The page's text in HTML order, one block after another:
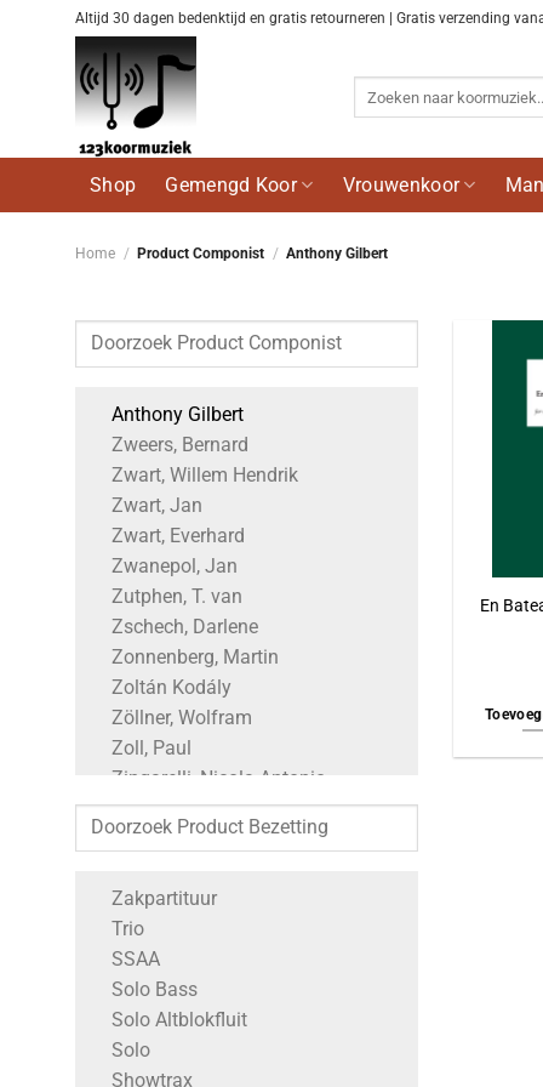
Altijd 30 dagen bedenktijd en gratis retourneren | Gratis verzending
Shop Gemengd Koor Vrouwenkoor
Home / Product Componist / Anthony Gilbert
Anthony Gilbert
Zweers, Bernard
Zwart, Willem Hendrik
Zwart, Jan
Zwart, Everhard
Zwanepol, Jan
Zutphen, T. van
Zschech, Darlene
Zonnenberg, Martin
Zoltán Kodály
Zöllner, Wolfram
Zoll, Paul
Zingarelli, Nicola Antonio
Zimmermann, Bernd Alois
Zimmer, Hans
Zhang, Ying
Zemlinsky, Alexander
Zeller, Carl
Zelenka, Jan Dismas
Zegree, Steve
Zedd, Maren Morris & Grey
Zechner, Johann Georg
Zakpartituur
Trio
SSAA
Solo Bass
Solo Altblokfluit
Solo
Showtrax
En